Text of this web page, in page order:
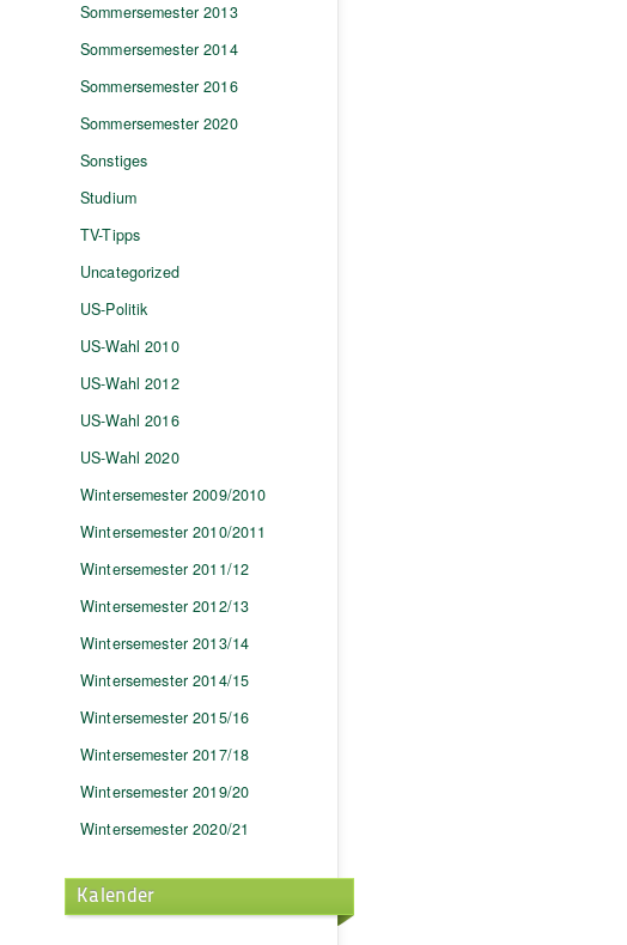
Sommersemester 2013
Sommersemester 2014
Sommersemester 2016
Sommersemester 2020
Sonstiges
Studium
TV-Tipps
Uncategorized
US-Politik
US-Wahl 2010
US-Wahl 2012
US-Wahl 2016
US-Wahl 2020
Wintersemester 2009/2010
Wintersemester 2010/2011
Wintersemester 2011/12
Wintersemester 2012/13
Wintersemester 2013/14
Wintersemester 2014/15
Wintersemester 2015/16
Wintersemester 2017/18
Wintersemester 2019/20
Wintersemester 2020/21
Kalender